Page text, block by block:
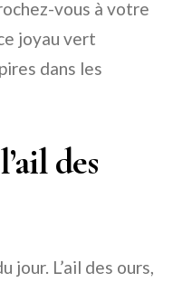
vous à votre
joyau vert
dans les
des
jour. L’ail des ours,